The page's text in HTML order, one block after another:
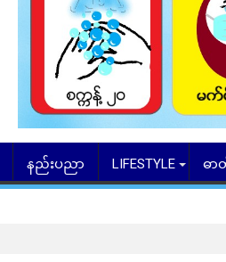
နည်းပညာ LIFESTYLE ဓာ